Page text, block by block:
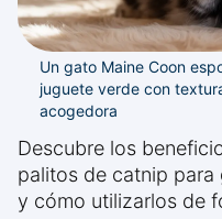
Un gato Maine Coon
juguete verde con
acogedora
Descubre los
palitos de catnip para
y cómo utilizarlos de